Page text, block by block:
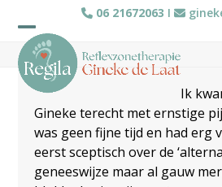
content
06 21672063 I
Open
mobile
menu
Close
mobile
menu
Ik
Gineke terecht met ernstige
was geen fijne tijd en had erg
eerst sceptisch over de
geneeswijze maar al gauw